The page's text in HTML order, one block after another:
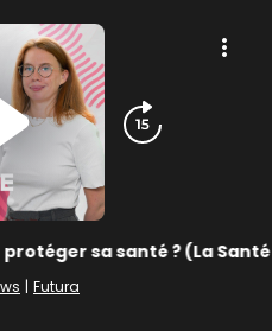
sa santé ? (La
| Futura